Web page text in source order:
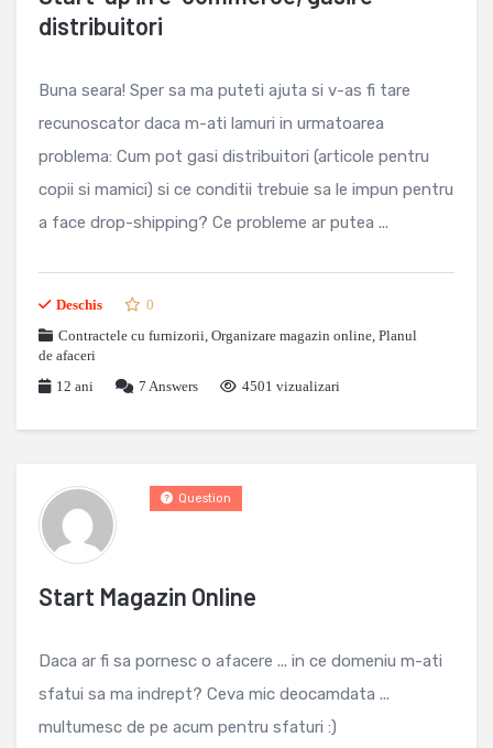
distribuitori
Buna seara! Sper sa ma puteti ajuta si v-as fi tare
recunoscator daca m-ati lamuri in urmatoarea
problema: Cum pot gasi distribuitori (articole pentru
copii si mamici) si ce conditii trebuie sa le impun pentru
a face drop-shipping? Ce probleme ar putea ...
Deschis
0
Contractele cu furnizorii, Organizare magazin online, Planul
de afaceri
12 ani
7 Answers 4501 vizualizari
Start Magazin Online
Question
Daca ar fi sa pornesc o afacere ... in ce domeniu m-ati
sfatui sa ma indrept? Ceva mic deocamdata ...
multumesc de pe acum pentru sfaturi :)